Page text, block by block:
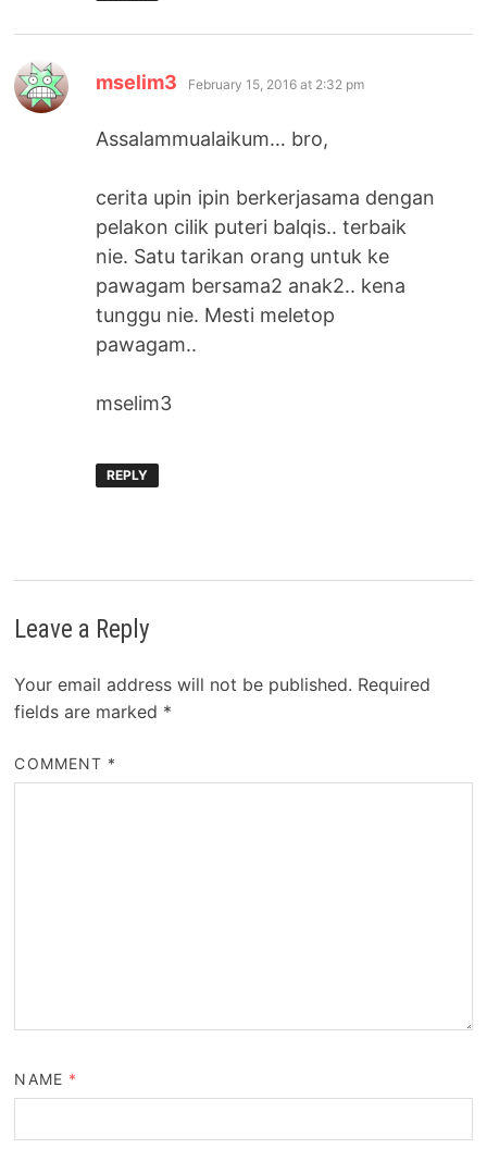
mselim3 says:
February 15, 2016 at 2:32 pm
Assalammualaikum… bro,
cerita upin ipin berkerjasama dengan
pelakon cilik puteri balqis.. terbaik
nie. Satu tarikan orang untuk ke
pawagam bersama2 anak2.. kena
tunggu nie. Mesti meletop
pawagam..
mselim3
REPLY
Leave a Reply
Your email address will not be published. Required
fields are marked *
COMMENT *
NAME *